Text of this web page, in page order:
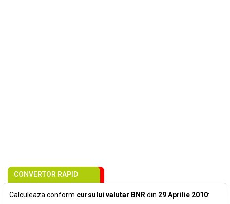
CONVERTOR RAPID
Calculeaza conform cursului valutar BNR din 29 Aprilie 2010: